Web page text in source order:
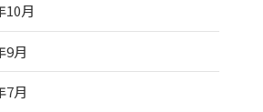
10月
9月
7月